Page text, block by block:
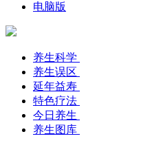
电脑版
养生科学
养生误区
延年益寿
特色疗法
今日养生
养生图库